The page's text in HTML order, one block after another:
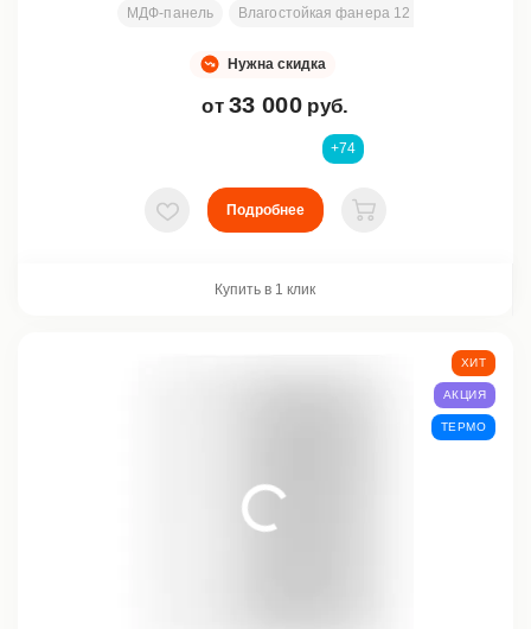
МДФ-панель Влагостойкая фанера 12 мм + пенофол
Нужна скидка
от 33 000 руб.
+74
В избранное
Подробнее
В корзину
Купить в 1 клик
ХИТ
АКЦИЯ
ТЕРМО